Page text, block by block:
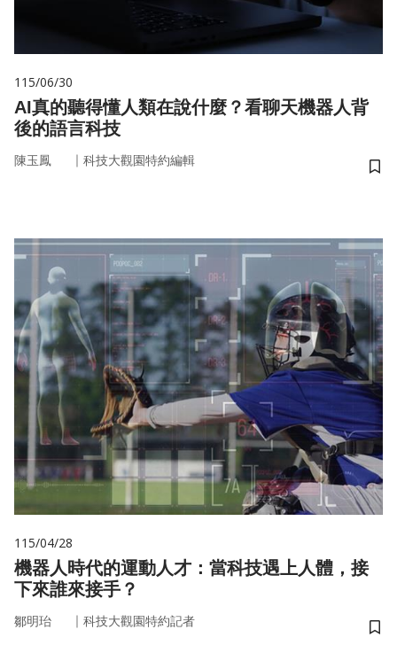
115/06/30
AI真的聽得懂人類在說什麼？看聊天機器人背
後的語言科技
陳玉鳳 ｜ 科技大觀園特約編輯
儲
115/04/28
機器人時代的運動人才：當科技遇上人體，接
下來誰來接手？
鄒明珆 ｜ 科技大觀園特約記者
儲